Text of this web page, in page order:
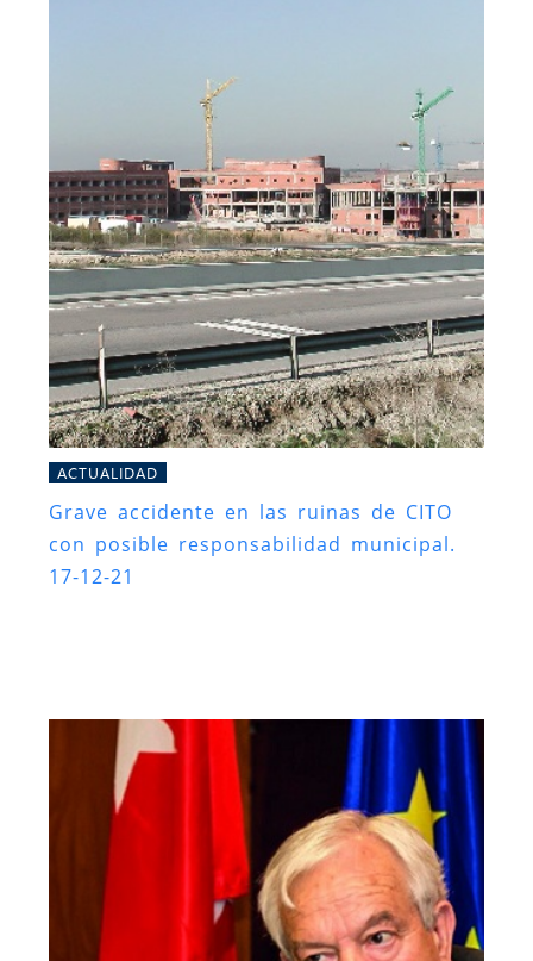
ACTUALIDAD
Grave accidente en las ruinas de CITO
con posible responsabilidad municipal.
17-12-21